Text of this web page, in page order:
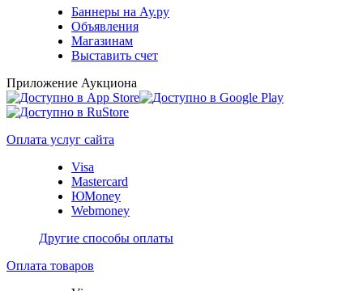
Баннеры на Ау.ру
Объявления
Магазинам
Выставить счет
Приложение Аукциона
Оплата услуг сайта
Visa
Mastercard
ЮMoney
Webmoney
Другие способы оплаты
Оплата товаров